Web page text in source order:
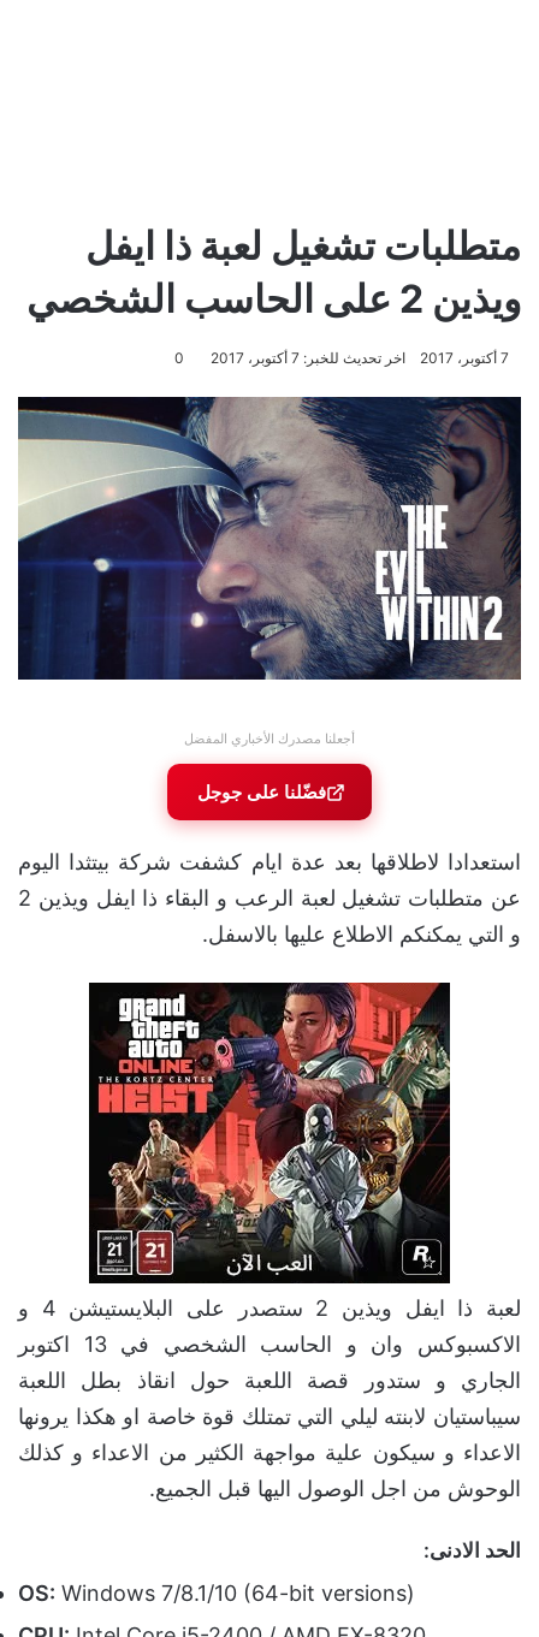
متطلبات تشغيل لعبة ذا ايفل
ويذين 2 على الحاسب الشخصي
7 أكتوبر، 2017 اخر تحديث للخبر: 7 أكتوبر، 2017
فضّلنا على جوجل
استعدادا لاطلاقها بعد عدة ايام كشفت شركة بيتثدا اليوم
عن متطلبات تشغيل لعبة الرعب و البقاء ذا ايفل ويذين 2
و التي يمكنكم الاطلاع عليها بالاسفل.
الاكسبوكس وان و الحاسب الشخصي في 13 اكتوبر
الجاري و ستدور قصة اللعبة حول انقاذ بطل اللعبة
سيباستيان لابنته ليلي التي تمتلك قوة خاصة او هكذا يرونها
الاعداء و سيكون علية مواجهة الكثير من الاعداء و كذلك
الوحوش من اجل الوصول اليها قبل الجميع.
الحد الادنى:
OS: Windows 7/8.1/10 (64-bit versions)
CPU: Intel Core i5-2400 / AMD FX-8320